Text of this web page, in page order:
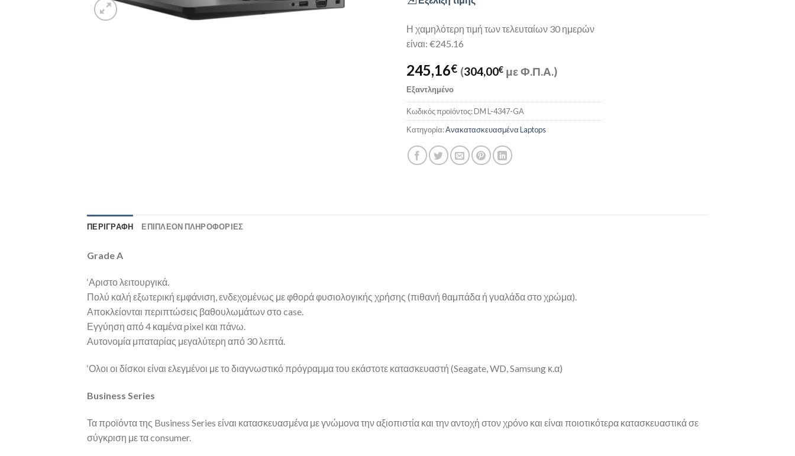
Η χαμηλότερη τιμή των τελευταίων 30 ημερών
είναι: €245.16
245,16€ (304,00€ με Φ.Π.Α.)
Εξαντλημένο
Κωδικός προϊόντος:DM L-4347-GA
Κατηγορία:Ανακατασκευασμένα Laptops
ΠΕΡΙΓΡΑΦΉ ΕΠΙΠΛΈΟΝ ΠΛΗΡΟΦΟΡΊΕΣ
Grade A
‘Αριστο λειτουργικά.
Πολύ καλή εξωτερική εμφάνιση, ενδεχομένως με φθορά φυσιολογικής χρήσης (πιθανή θαμπάδα ή γυαλάδα στο χρώμα).
Αποκλείονται περιπτώσεις βαθουλωμάτων στο case.
Εγγύηση από 4 καμένα pixel και πάνω.
Αυτονομία μπαταρίας μεγαλύτερη από 30 λεπτά.
‘Ολοι οι δίσκοι είναι ελεγμένοι με το διαγνωστικό πρόγραμμα του εκάστοτε κατασκευαστή (Seagate, WD, Samsung κ.α)
Business Series
Τα προϊόντα της Business Series είναι κατασκευασμένα με γνώμονα την αξιοπιστία και την αντοχή στον χρόνο και είναι ποιοτικότερα κατασκευαστικά σε
σύγκριση με τα consumer.